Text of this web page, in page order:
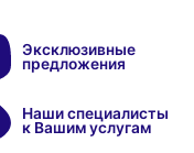
Эксклюзивные
предложения
Наши специалисты
к Вашим услугам